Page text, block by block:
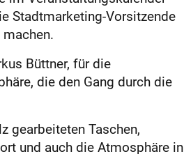
Stadtmarketing-Vorsitzende
Büttner, für die
die den Gang durch die
gearbeiteten Taschen,
und auch die Atmosphäre in